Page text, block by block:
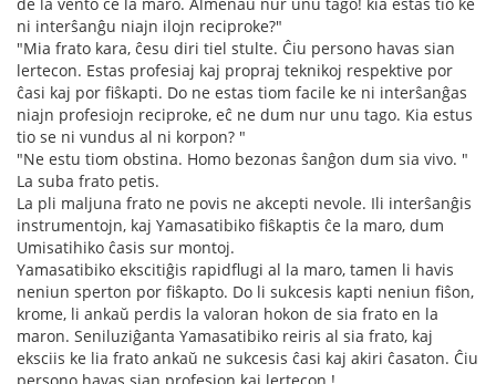
ni interŝanĝu niajn ilojn reciproke?"
"Mia frato kara, ĉesu diri tiel stulte. Ĉiu persono havas sian
lertecon. Estas profesiaj kaj propraj teknikoj respektive por
ĉasi kaj por fiŝkapti. Do ne estas tiom facile ke ni interŝanĝas
niajn profesiojn reciproke, eĉ ne dum nur unu tago. Kia estus
tio se ni vundus al ni korpon? "
"Ne estu tiom obstina. Homo bezonas ŝanĝon dum sia vivo. "
La suba frato petis.
La pli maljuna frato ne povis ne akcepti nevole. Ili interŝanĝis
instrumentojn, kaj Yamasatibiko fiŝkaptis ĉe la maro, dum
Umisatihiko ĉasis sur montoj.
Yamasatibiko ekscitiĝis rapidflugi al la maro, tamen li havis
neniun sperton por fiŝkapto. Do li sukcesis kapti neniun fiŝon,
krome, li ankaŭ perdis la valoran hokon de sia frato en la
maron. Seniluziĝanta Yamasatibiko reiris al sia frato, kaj
eksciis ke lia frato ankaŭ ne sukcesis ĉasi kaj akiri ĉasaton. Ĉiu
persono havas sian profesion kaj lertecon !